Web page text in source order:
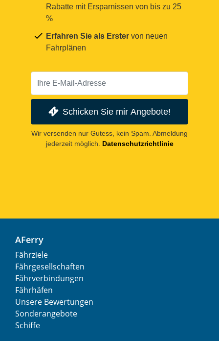
Rabatte mit Ersparnissen von bis zu 25
%
Erfahren Sie als Erster von neuen
Fahrplänen
Schicken Sie mir Angebote!
Wir versenden nur Gutess, kein Spam. Abmeldung
jederzeit möglich.
Datenschutzrichtlinie
AFerry
Fährziele
Fährgesellschaften
Fährverbindungen
Fährhäfen
Unsere Bewertungen
Sonderangebote
Schiffe